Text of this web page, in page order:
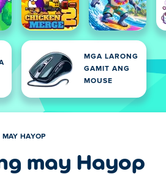
MGA LARONG
GAMIT ANG
MOUSE
MAY HAYOP
may Hayop